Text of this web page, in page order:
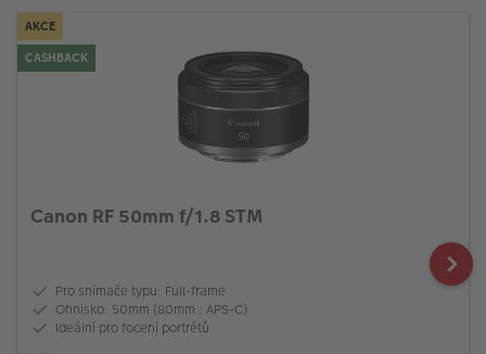
AKCE
CASHBACK
Canon RF 50mm f/1.8 STM
Pro snímače typu: Full-frame
Ohnisko: 50mm (80mm : APS-C)
Ideální pro focení portrétů